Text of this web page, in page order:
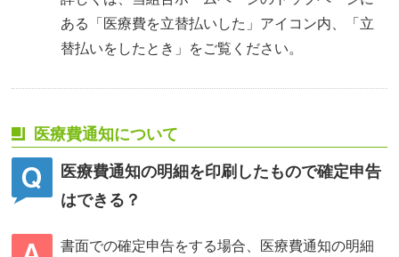
ある「医療費を立替払いした」アイコン内、「立
替払いをしたとき」をご覧ください。
医療費通知について
医療費通知の明細を印刷したもので確定申告
はできる？
書面での確定申告をする場合、医療費通知の明細